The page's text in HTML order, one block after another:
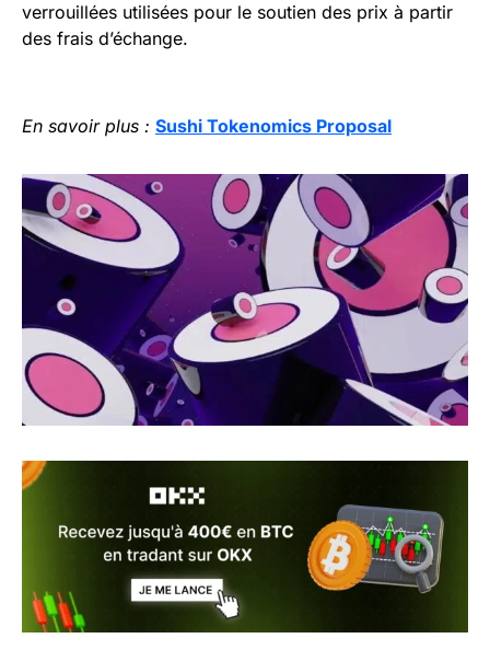
verrouillées utilisées pour le soutien des prix à partir
des frais d’échange.
En savoir plus : Sushi Tokenomics Proposal